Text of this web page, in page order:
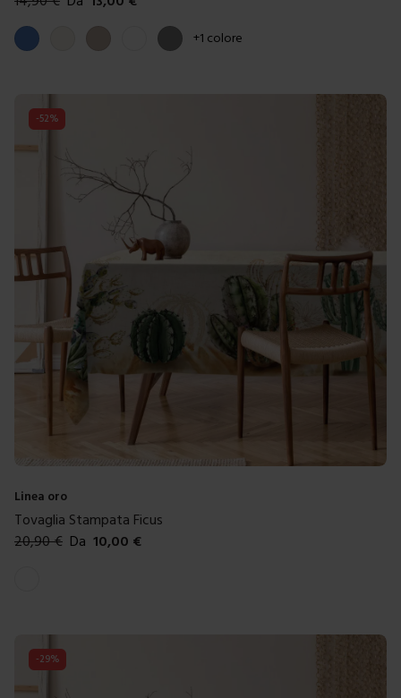
Colori disponibili
Blue PannaTortora BiancoGrigio +1 colore
-52%
Linea oro
Tovaglia Stampata Ficus
20,90€ Da 10,00 €
-29%